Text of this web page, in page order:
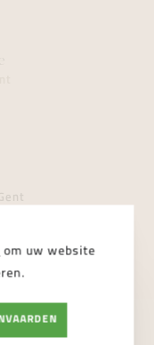
om uw website